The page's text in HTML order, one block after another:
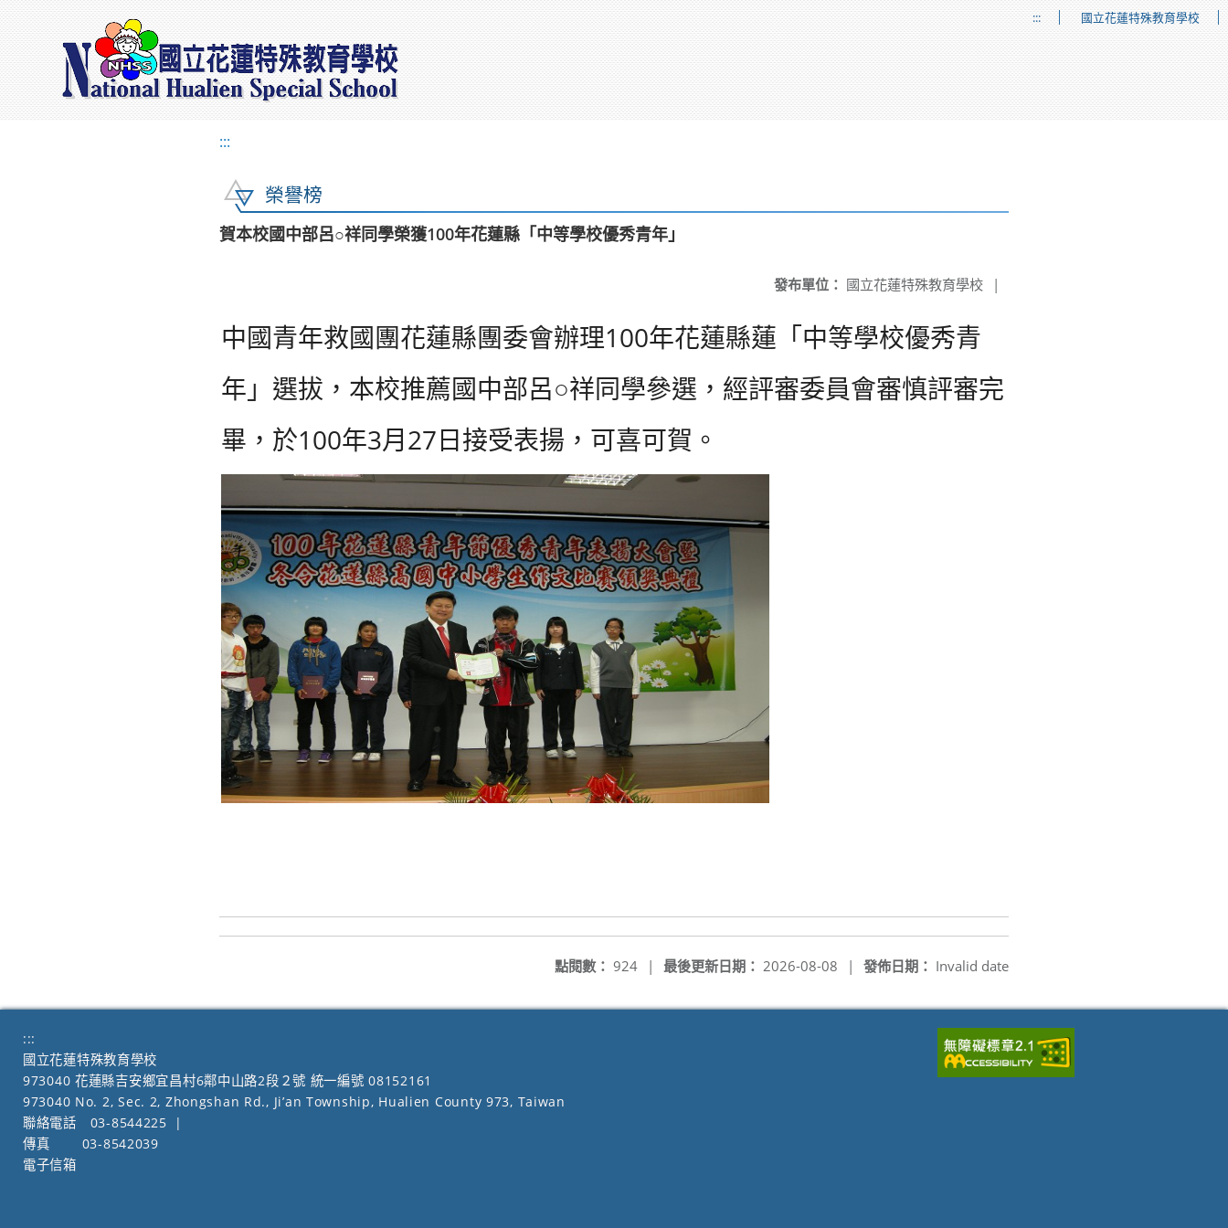
::: 國立花蓮特殊教育學校
:::
榮譽榜
賀本校國中部呂○祥同學榮獲100年花蓮縣「中等學校優秀青年」
發布單位： 國立花蓮特殊教育學校 |
中國青年救國團花蓮縣團委會辦理100年花蓮縣蓮「中等學校優秀青
年」選拔，本校推薦國中部呂○祥同學參選，經評審委員會審慎評審完
畢，於100年3月27日接受表揚，可喜可賀。
發佈日期： Invalid date
最後更新日期： 2026-08-08 |
點閱數： 924 |
:::
國立花蓮特殊教育學校
973040 花蓮縣吉安鄉宜昌村6鄰中山路2段２號 統一編號 08152161
973040 No. 2, Sec. 2, Zhongshan Rd., Ji’an Township, Hualien County 973, Taiwan
聯絡電話
03-8544225
|
傳真
03-8542039
電子信箱